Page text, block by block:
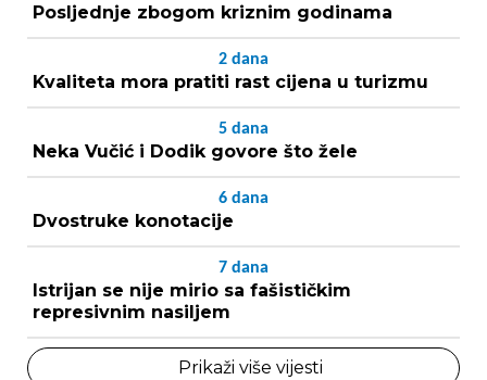
Posljednje zbogom kriznim godinama
2 dana
Kvaliteta mora pratiti rast cijena u turizmu
5 dana
Neka Vučić i Dodik govore što žele
6 dana
Dvostruke konotacije
7 dana
Istrijan se nije mirio sa fašističkim
represivnim nasiljem
Prikaži više vijesti